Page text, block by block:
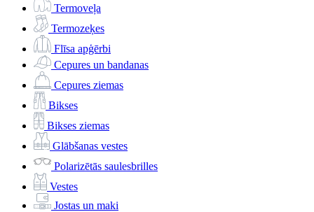
Termoveļa
Termozeķes
Flīsa apģērbi
Cepures un bandanas
Cepures ziemas
Bikses
Bikses ziemas
Glābšanas vestes
Polarizētās saulesbrilles
Vestes
Jostas un maki